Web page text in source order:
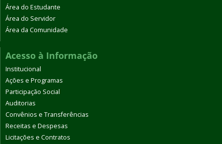
Área do Estudante
Área do Servidor
Área da Comunidade
Acesso à Informação
Institucional
Ações e Programas
Participação Social
Auditorias
Convênios e Transferências
Receitas e Despesas
Licitações e Contratos